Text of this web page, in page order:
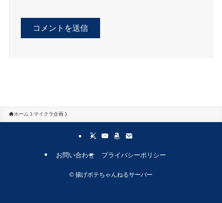
ホーム マイクラ企画
お問い合わせ プライバシーポリシー
© 揚げポテちゃんねるサーバー